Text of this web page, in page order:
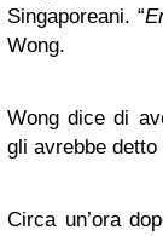
Singaporeani. “
Wong.
Wong dice di
gli avrebbe detto
Circa un’ora